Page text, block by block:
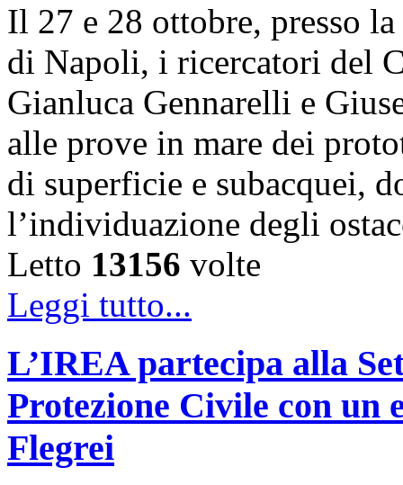
Il 27 e 28 ottobre, presso
di Napoli, i ricercatori del
Gianluca Gennarelli e
alle prove in mare dei
di superficie e subacquei,
l’individuazione degli
Letto 13156 volte
Leggi tutto...
L’IREA partecipa alla
Protezione Civile con un
Flegrei